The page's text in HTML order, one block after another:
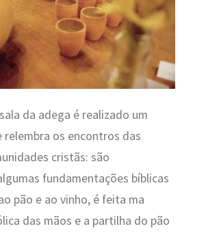
da adega é realizado um
relembra os encontros das
cristãs: são
fundamentações bíblicas
pão e ao vinho, é feita ma
das mãos e a partilha do pão